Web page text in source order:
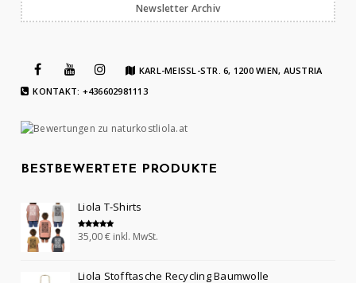
Newsletter Archiv
KARL-MEISSL-STR. 6, 1200 WIEN, AUSTRIA
KONTAKT: +436602981113
BESTBEWERTETE PRODUKTE
Liola T-Shirts
Bewertet mit
5.00
35,00€ inkl. MwSt.
Liola Stofftasche Recycling Baumwolle